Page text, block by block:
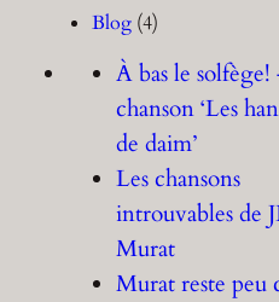
Blog (4)
À bas le solfège!
chanson ‘Les
de daim’
Les chansons
introuvables de
Murat
Murat reste peu